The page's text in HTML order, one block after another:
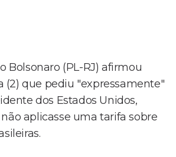
Bolsonaro (PL-RJ) afirmou
(2) que pediu "expressamente"
dos Estados Unidos,
aplicasse uma tarifa sobre